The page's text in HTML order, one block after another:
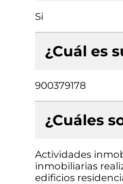
Si
¿Cuál es
900379178
¿Cuáles
Actividades
inmobiliarias
edificios